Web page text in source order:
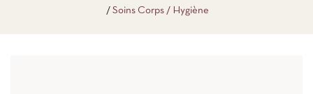
Soins Corps / Hygiène